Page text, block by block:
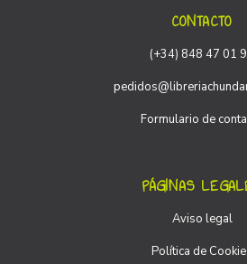
CONTACTO
(+34) 848 47 01
Formulario de
PÁGINAS
Aviso legal
Política de